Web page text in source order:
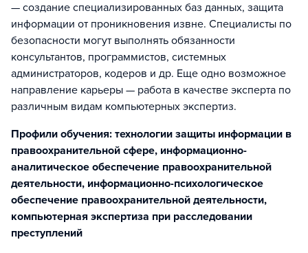
— создание специализированных баз данных, защита
информации от проникновения извне. Специалисты по
безопасности могут выполнять обязанности
консультантов, программистов, системных
администраторов, кодеров и др. Еще одно возможное
направление карьеры — работа в качестве эксперта по
различным видам компьютерных экспертиз.
Профили обучения: технологии защиты информации в
правоохранительной сфере, информационно-
аналитическое обеспечение правоохранительной
деятельности, информационно-психологическое
обеспечение правоохранительной деятельности,
компьютерная экспертиза при расследовании
преступлений